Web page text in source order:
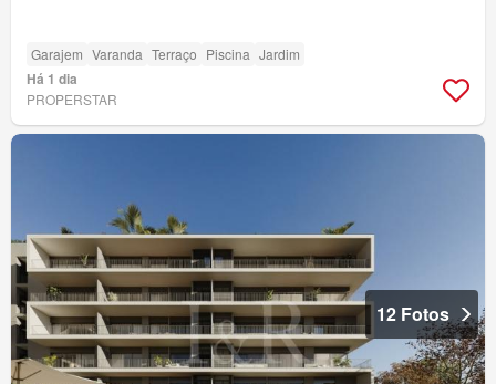
Garajem Varanda Terraço Piscina Jardim
Há 1 dia
PROPERSTAR
12 Fotos